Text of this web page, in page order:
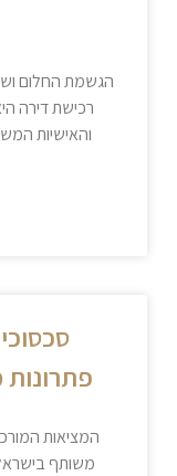
הגשמת החלום
רכישת דירה
והאישיות
פתרונות
המציאות
משותף